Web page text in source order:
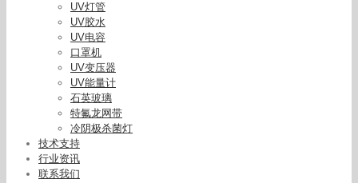
UV灯管
UV胶水
UV电容
口罩机
UV变压器
UV能量计
石英玻璃
特氟龙网带
冷阴极杀菌灯
技术支持
行业资讯
联系我们